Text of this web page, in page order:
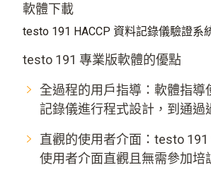
軟體下載
testo 191 HACCP 資料記錄儀驗證系
testo 191 專業版軟體的優點
全過程的用戶指導：軟體指導
記錄儀進行程式設計，到通過
直觀的使用者介面：testo
使用者介面直觀且無需參加培